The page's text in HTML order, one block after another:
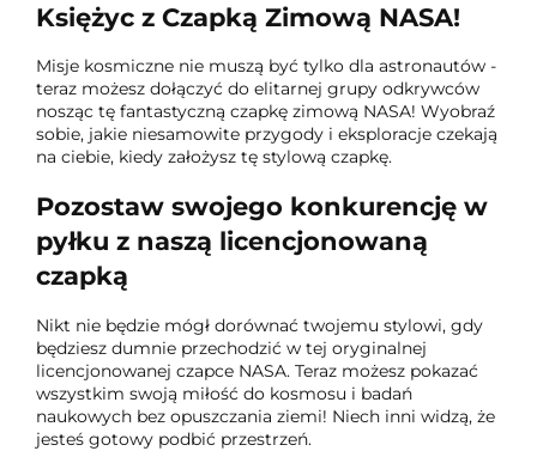
Księżyc z Czapką Zimową NASA!
Misje kosmiczne nie muszą być tylko dla astronautów -
teraz możesz dołączyć do elitarnej grupy odkrywców
nosząc tę fantastyczną czapkę zimową NASA! Wyobraź
sobie, jakie niesamowite przygody i eksploracje czekają
na ciebie, kiedy założysz tę stylową czapkę.
Pozostaw swojego konkurencję w
pyłku z naszą licencjonowaną
czapką
Nikt nie będzie mógł dorównać twojemu stylowi, gdy
będziesz dumnie przechodzić w tej oryginalnej
licencjonowanej czapce NASA. Teraz możesz pokazać
wszystkim swoją miłość do kosmosu i badań
naukowych bez opuszczania ziemi! Niech inni widzą, że
jesteś gotowy podbić przestrzeń.